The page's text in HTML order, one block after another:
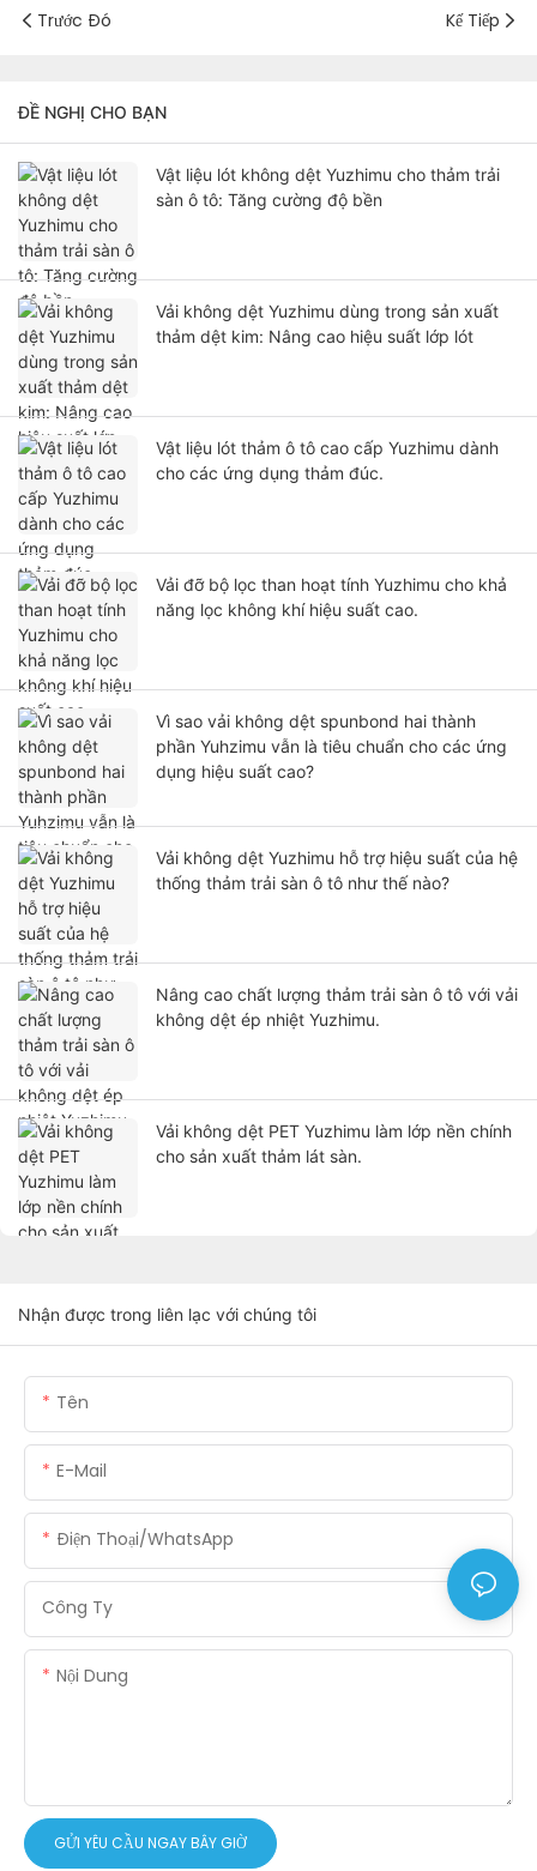
Trước Đó Kế Tiếp
ĐỀ NGHỊ CHO BẠN
Vật liệu lót không dệt Yuzhimu cho thảm trải
sàn ô tô: Tăng cường độ bền
Vải không dệt Yuzhimu dùng trong sản xuất
thảm dệt kim: Nâng cao hiệu suất lớp lót
Vật liệu lót thảm ô tô cao cấp Yuzhimu dành
cho các ứng dụng thảm đúc.
Vải đỡ bộ lọc than hoạt tính Yuzhimu cho khả
năng lọc không khí hiệu suất cao.
Vì sao vải không dệt spunbond hai thành
phần Yuhzimu vẫn là tiêu chuẩn cho các ứng
dụng hiệu suất cao?
Vải không dệt Yuzhimu hỗ trợ hiệu suất của hệ
thống thảm trải sàn ô tô như thế nào?
Nâng cao chất lượng thảm trải sàn ô tô với vải
không dệt ép nhiệt Yuzhimu.
Vải không dệt PET Yuzhimu làm lớp nền chính
cho sản xuất thảm lát sàn.
Nhận được trong liên lạc với chúng tôi
Tên
E-Mail
Điện Thoại/WhatsApp
Công Ty
Nội Dung
GỬI YÊU CẦU NGAY BÂY GIỜ